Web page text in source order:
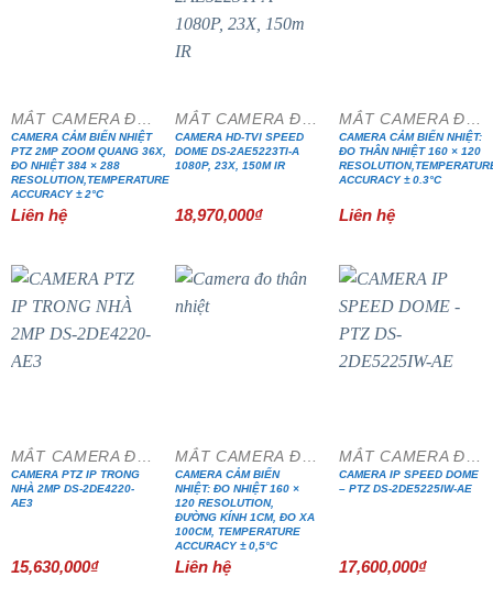
CAMERA CẢM BIẾN NHIỆT
PTZ 2MP ZOOM QUANG 36X,
ĐO NHIỆT 384 × 288
RESOLUTION,TEMPERATURE
ACCURACY ± 2°C
Liên hệ
CAMERA HD-TVI SPEED
DOME DS-2AE5223TI-A
1080P, 23X, 150M IR
18,970,000₫
CAMERA CẢM BIẾN NHIỆT:
ĐO THÂN NHIỆT 160 × 120
ACCURACY ± 0.3°C
Liên hệ
CAMERA PTZ IP TRONG
NHÀ 2MP DS-2DE4220-
AE3
15,630,000₫
CAMERA CẢM BIẾN
NHIỆT: ĐO NHIỆT 160 ×
120 RESOLUTION,
ĐƯỜNG KÍNH 1CM, ĐO XA
100CM, TEMPERATURE
ACCURACY ± 0,5°C
Liên hệ
CAMERA IP SPEED DOME
– PTZ DS-2DE5225IW-AE
17,600,000₫